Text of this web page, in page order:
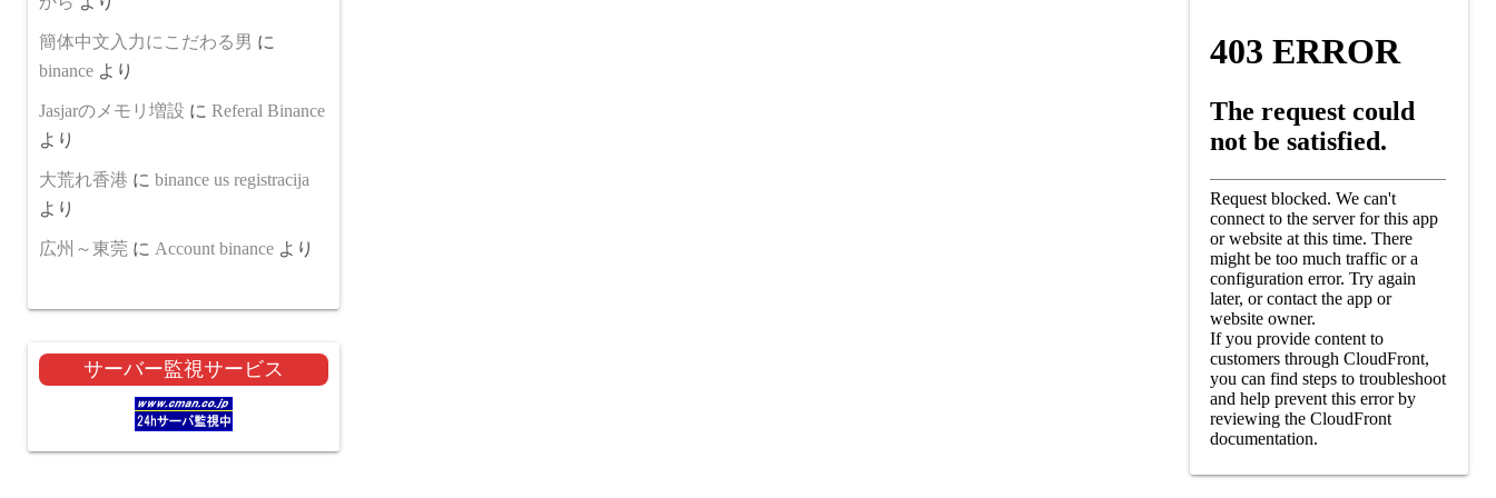
簡体中文入力にこだわる男 に
binance より
Jasjarのメモリ増設 に Referal Binance
より
大荒れ香港 に binance us registracija
より
広州～東莞 に Account binance より
サーバー監視サービス